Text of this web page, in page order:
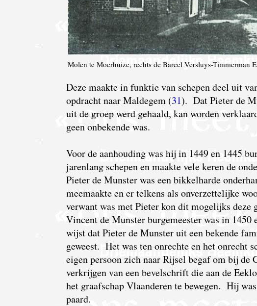
Molen te Moerhuize, rechts de Bareel Versluys-Timmerman
Dezemaakte in funktie van schepen deel uit
opdracht naar Maldegem (31). Dat Pieter de
uit de groep werd gehaald, kan worden
geen onbekende was.
Voor de aanhouding was hij in 1449 en 1445
jarenlang schepen en maakte vele keren de
Pieter de Munster was een bikkelharde
meemaakte en er telkens als onverzettelijke
verwant was met Pieter kon dit mogelijks deze
Vincent de Munster burgemeester was in
wijst dat Pieter de Munster uit een bekende
geweest. Het was ten onrechte en het onrecht
eigen persoon zich naar Rijsel begaf om bij de
verkrijgen van een bevelschrift die aan de
het graafschap Vlaanderen te bewegen. Hij
paard.